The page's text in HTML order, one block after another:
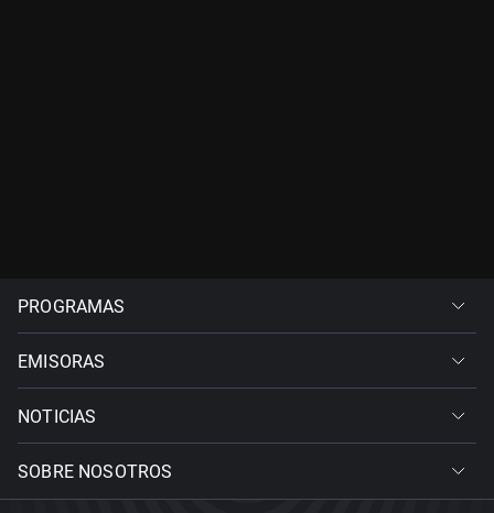
PROGRAMAS
EMISORAS
NOTICIAS
SOBRE NOSOTROS